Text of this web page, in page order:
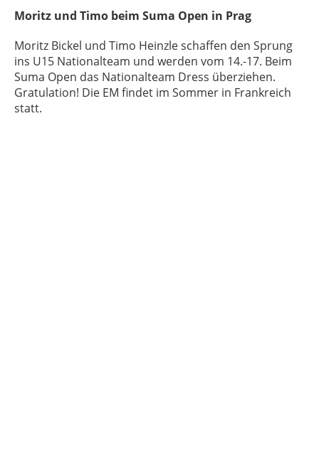
Moritz und Timo beim Suma Open in Prag
Moritz Bickel und Timo Heinzle schaffen den Sprung
ins U15 Nationalteam und werden vom 14.-17. Beim
Suma Open das Nationalteam Dress überziehen.
Gratulation! Die EM findet im Sommer in Frankreich
statt.